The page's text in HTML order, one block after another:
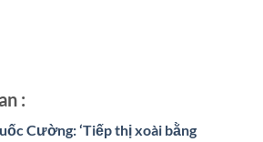
:
Cường: ‘Tiếp thị xoài bằng